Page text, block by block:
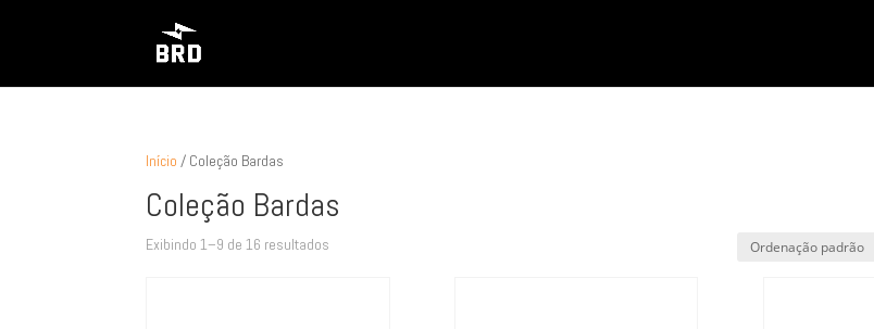
Início / Coleção Bardas
Coleção Bardas
Exibindo 1–9 de 16 resultados